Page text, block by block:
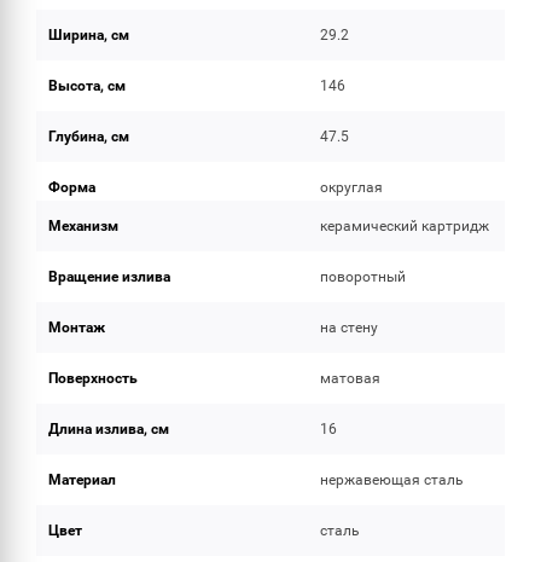
Ширина, см 29.2
Высота, см 146
Глубина, см 47.5
Форма округлая
Механизм керамический картридж
Вращение излива поворотный
Монтаж на стену
Поверхность матовая
Длина излива, см 16
Материал нержавеющая сталь
Цвет сталь